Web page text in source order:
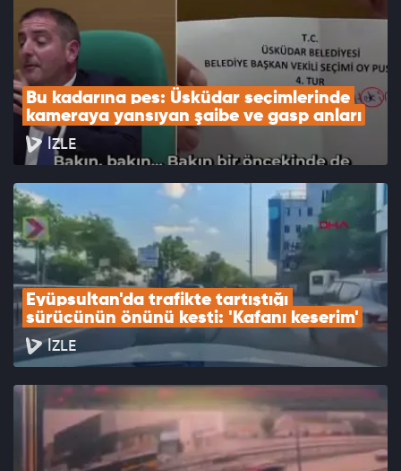
Bu kadarına pes: Üsküdar seçimlerinde
kameraya yansıyan şaibe ve gasp anları
İZLE
Eyüpsultan'da trafikte tartıştığı
sürücünün önünü kesti: 'Kafanı keserim'
İZLE